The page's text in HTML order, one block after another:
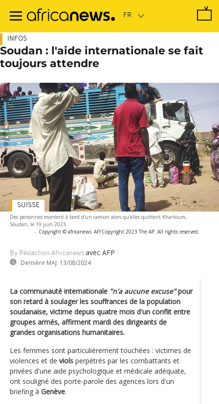
contenu
INFOS
Soudan : l'aide internationale se fait
toujours attendre
Des personnes montent à bord d'un camion alors qu'elles quittent Khartoum,
Soudan, le 19 juin 2023
- Copyright © africanews AP/Copyright 2023 The AP. All rights reserved.
By Rédaction Africanews avec AFP
Dernière MAJ: 13/08/2024
SUISSE
La communauté internationale "n'a aucune excuse"pour
son retard à soulager les souffrances de la population
soudanaise, victime depuis quatre mois d'un conflit entre
groupes armés, affirment mardi des dirigeants de
grandes organisations humanitaires.
Les femmes sont particulièrement touchées : victimes de
violences et de viols perpétrés par les combattants et
privées d'une aide psychologique et médicale adéquate,
ont souligné des porte-parole des agences lors d'un
briefing à Genève.